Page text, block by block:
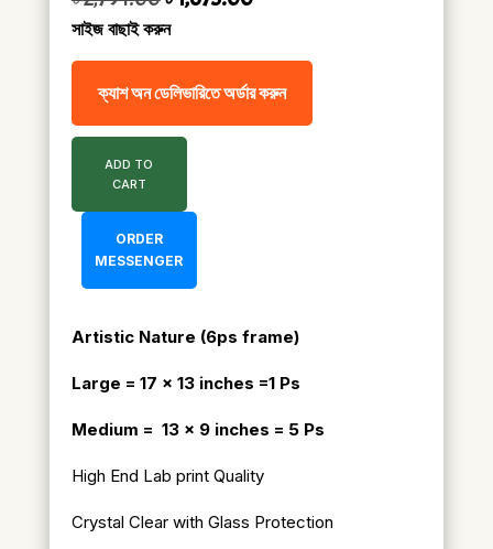
সাইজ বাছাই করুন
ক্যাশ অন ডেলিভারিতে অর্ডার করুন
ADD TO
CART
ORDER
MESSENGER
Artistic Nature (6ps frame)
Large = 17 x 13 inches =1 Ps
Medium = 13 x 9 inches = 5 Ps
High End Lab print Quality
Crystal Clear with Glass Protection